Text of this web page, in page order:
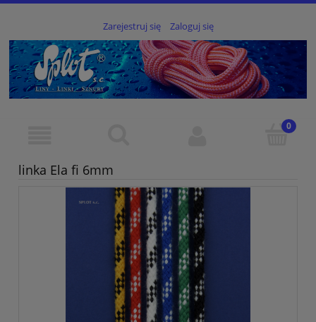
Zarejestruj się Zaloguj się
linka Ela fi 6mm